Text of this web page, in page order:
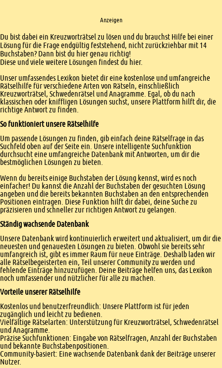
Anzeigen
Einleitung
Du bist dabei ein Kreuzworträtsel zu lösen und du brauchst Hilfe bei einer
Lösung für die Frage endgültig feststehend, nicht zurückziehbar mit 14
Buchstaben? Dann bist du hier genau richtig!
Diese und viele weitere Lösungen findest du hier.
Unser umfassendes Lexikon bietet dir eine kostenlose und umfangreiche
Rätselhilfe für verschiedene Arten von Rätseln, einschließlich
Kreuzworträtsel, Schwedenrätsel und Anagramme. Egal, ob du nach
klassischen oder kniffligen Lösungen suchst, unsere Plattform hilft dir, die
richtige Antwort zu finden.
So funktioniert unsere Rätselhilfe
Um passende Lösungen zu finden, gib einfach deine Rätselfrage in das
Suchfeld oben auf der Seite ein. Unsere intelligente Suchfunktion
durchsucht eine umfangreiche Datenbank mit Antworten, um dir die
bestmöglichen Lösungen zu bieten.
Wenn du bereits einige Buchstaben der Lösung kennst, wird es noch
einfacher! Du kannst die Anzahl der Buchstaben der gesuchten Lösung
angeben und die bereits bekannten Buchstaben an den entsprechenden
Positionen eintragen. Diese Funktion hilft dir dabei, deine Suche zu
präzisieren und schneller zur richtigen Antwort zu gelangen.
Ständig wachsende Datenbank
Unsere Datenbank wird kontinuierlich erweitert und aktualisiert, um dir die
neuesten und genauesten Lösungen zu bieten. Obwohl sie bereits sehr
umfangreich ist, gibt es immer Raum für neue Einträge. Deshalb laden wir
alle Rätselbegeisterten ein, Teil unserer Community zu werden und
fehlende Einträge hinzuzufügen. Deine Beiträge helfen uns, das Lexikon
noch umfassender und nützlicher für alle zu machen.
Vorteile unserer Rätselhilfe
Kostenlos und benutzerfreundlich: Unsere Plattform ist für jeden
zugänglich und leicht zu bedienen.
Vielfältige Rätselarten: Unterstützung für Kreuzworträtsel, Schwedenrätsel
und Anagramme.
Präzise Suchfunktionen: Eingabe von Rätselfragen, Anzahl der Buchstaben
und bekannte Buchstabenpositionen.
Community-basiert: Eine wachsende Datenbank dank der Beiträge unserer
Nutzer.